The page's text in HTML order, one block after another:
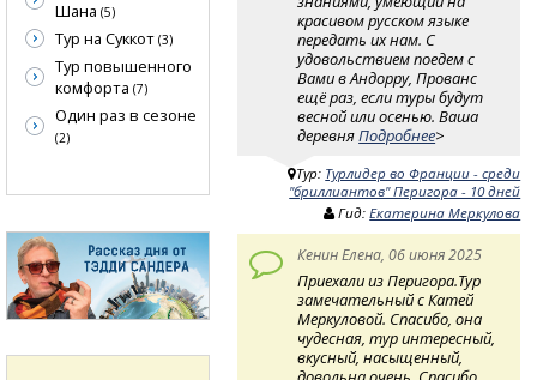
красивом русском языке
передать их нам. С
удовольствием поедем с
Вами в Андорру, Прованс
ещё раз, если туры будут
весной или осенью. Ваша
деревняПодробнее>
Тур: Турлидер во Франции - среди
"бриллиантов" Перигора - 10 дней
Гид:Екатерина Меркулова
Кенин Елена, 06 июня 2025
Приехали из Перигора.Тур
замечательный с Катей
Меркуловой. Спасибо, она
чудесная, тур интересный,
вкусный, насыщенный,
Шана (5)
Тур на Суккот (3)
Тур повышенного
комфорта (7)
Один раз в сезоне
(2)